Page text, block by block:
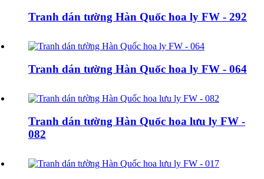
Tranh dán tường Hàn Quốc hoa ly FW - 292
Tranh dán tường Hàn Quốc hoa ly FW - 064
Tranh dán tường Hàn Quốc hoa lưu ly FW -
082